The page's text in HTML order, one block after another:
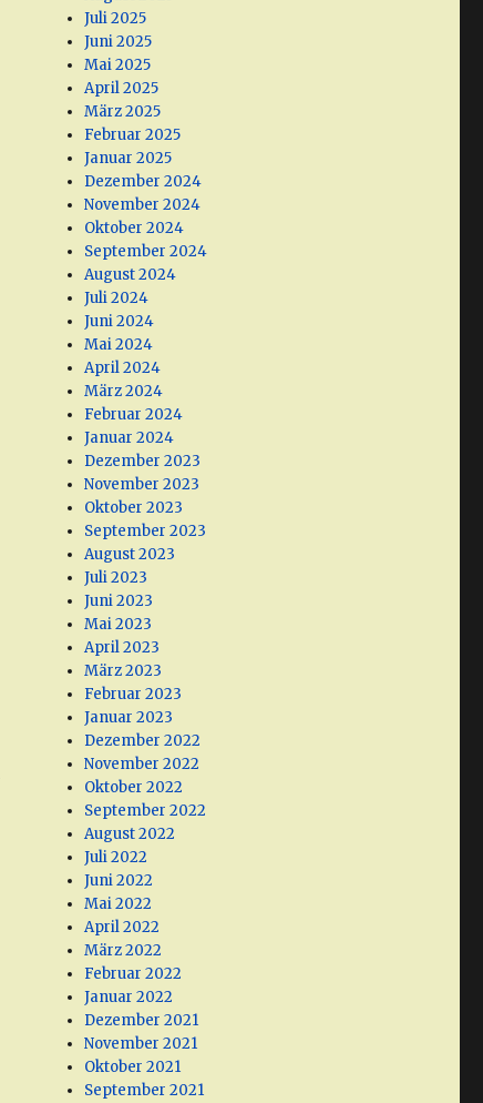
Juli 2025
Juni 2025
Mai 2025
April 2025
März 2025
Februar 2025
Januar 2025
Dezember 2024
November 2024
Oktober 2024
September 2024
August 2024
Juli 2024
Juni 2024
Mai 2024
April 2024
März 2024
Februar 2024
Januar 2024
Dezember 2023
November 2023
Oktober 2023
September 2023
August 2023
Juli 2023
Juni 2023
Mai 2023
April 2023
März 2023
Februar 2023
Januar 2023
Dezember 2022
November 2022
Oktober 2022
September 2022
August 2022
Juli 2022
Juni 2022
Mai 2022
April 2022
März 2022
Februar 2022
Januar 2022
Dezember 2021
November 2021
Oktober 2021
September 2021